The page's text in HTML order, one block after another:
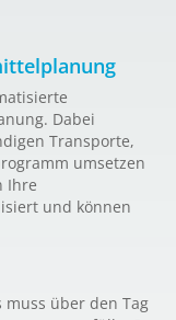
Dabei
Transporte,
umsetzen
Ihre
und können
muss über den Tag